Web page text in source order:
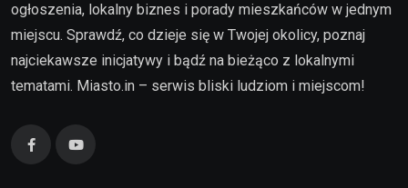
ogłoszenia, lokalny biznes i porady mieszkańców w jednym
miejscu. Sprawdź, co dzieje się w Twojej okolicy, poznaj
najciekawsze inicjatywy i bądź na bieżąco z lokalnymi
tematami. Miasto.in – serwis bliski ludziom i miejscom!